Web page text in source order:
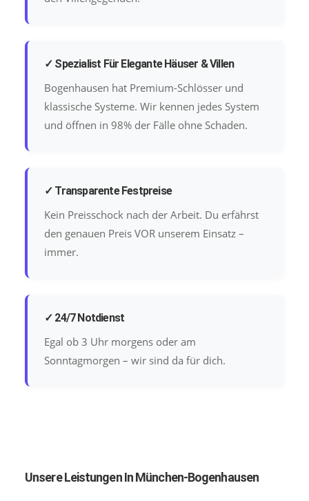
✓ Spezialist Für Elegante Häuser & Villen
Bogenhausen hat Premium-Schlösser und
klassische Systeme. Wir kennen jedes System
und öffnen in 98% der Fälle ohne Schaden.
✓ Transparente Festpreise
Kein Preisschock nach der Arbeit. Du erfährst
den genauen Preis VOR unserem Einsatz –
immer.
✓ 24/7 Notdienst
Egal ob 3 Uhr morgens oder am
Sonntagmorgen – wir sind da für dich.
Unsere Leistungen In München-Bogenhausen